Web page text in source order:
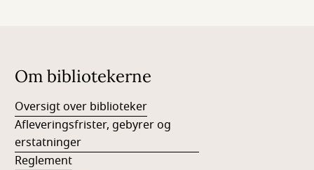
Om bibliotekerne
Oversigt over biblioteker
Afleveringsfrister, gebyrer og
erstatninger
Reglement